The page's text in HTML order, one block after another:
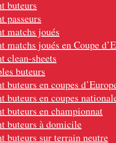
buteurs
passeurs
matchs joués
matchs joués en Coupe
clean-sheets
buteurs
buteurs en coupes
buteurs en coupes
buteurs en championnat
buteurs à domicile
buteurs sur terrain neutre